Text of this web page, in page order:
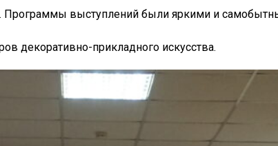
Программы выступлений были яркими и
декоративно-прикладного искусства.